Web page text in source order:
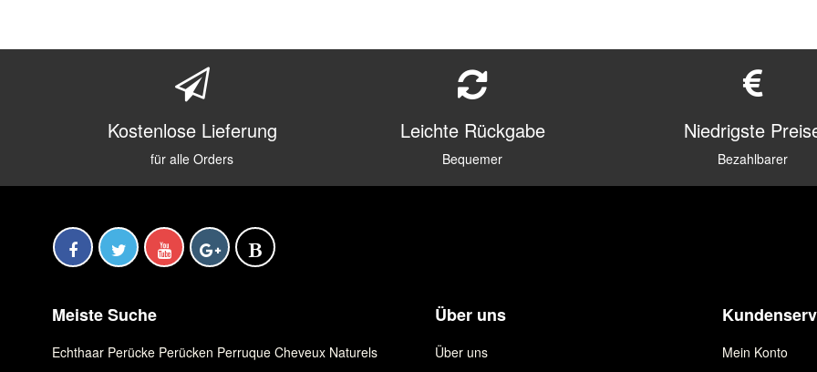
Kostenlose Lieferung
für alle Orders
Leichte Rückgabe
Bequemer
Niedrigste
Bezahlbarer
Meiste Suche
Echthaar Perücke Perücken Perruque Cheveux Naturels
Über uns
Über uns Mein Konto